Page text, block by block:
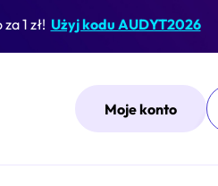
1 zł! Użyj kodu AUDYT2026
Moje konto